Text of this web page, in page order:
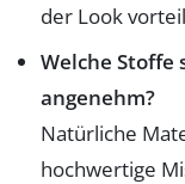
der Look
Welche Stoffe
angenehm?
Natürliche
hochwertige